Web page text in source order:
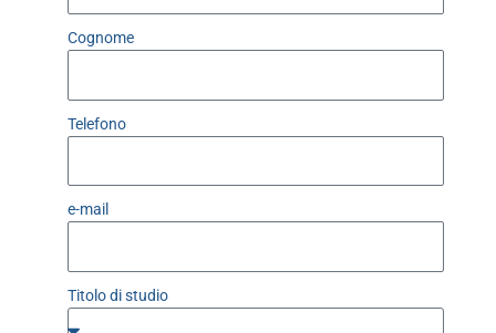
Cognome
Telefono
e-mail
Titolo di studio